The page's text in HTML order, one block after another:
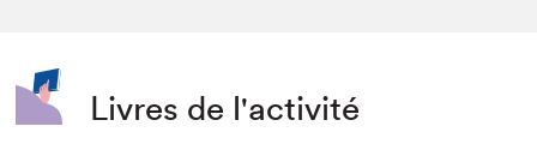
Livres de l'activité